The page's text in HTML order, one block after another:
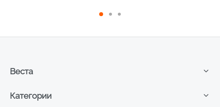
Категории
Веста